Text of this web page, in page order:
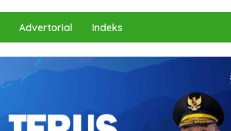
Advertorial Indeks